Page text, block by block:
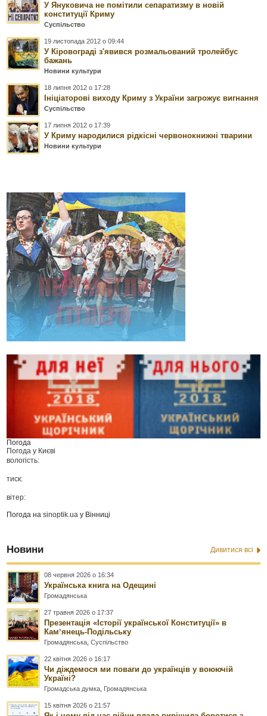
У Януковича не помітили сепаратизму в новій
конституції Криму
Суспільство
19 листопада 2012 о 09:44
У Кіровограді з'явився розмальований тролейбус
бажань
Новини культури
18 липня 2012 о 17:28
Ініціаторові виходу Криму з України загрожує вигнання
Суспільство
17 липня 2012 о 17:39
У Криму народилися рідкісні червонокнижні тварини
Новини культури
Погода
Погода у Києві
вологість:
тиск:
вітер:
Погода наsinoptik.ua у Вінниці
Новини Дивитися всі
08 червня 2026 о 16:34
Українська книга на Одещині
Громадянська
27 травня 2026 о 17:37
Презентація «Історії української Конституції» в
Камʼянець-Подільську
Громадянська ,Суспільство
22 квітня 2026 о 16:17
Чи діждемося ми поваги до українців у воюючій
Україні?
Громадська думка Громадянська
15 квітня 2026 о 21:57